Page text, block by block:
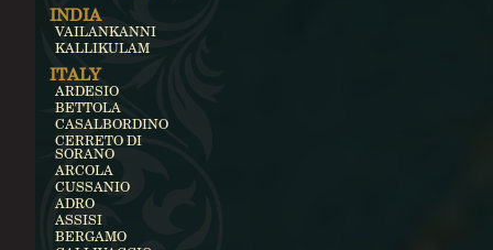
INDIA
VAILANKANNI
KALLIKULAM
ITALY
ARDESIO
BETTOLA
CASALBORDINO
CERRETO DI
SORANO
ARCOLA
CUSSANIO
ADRO
ASSISI
BERGAMO